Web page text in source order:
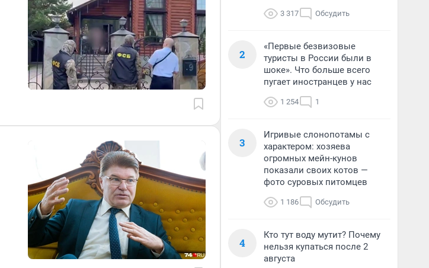
3 317 Обсудить
2
«Первые безвизовые
туристы в России были в
шоке». Что больше всего
пугает иностранцев у нас
1 254 1
3
Игривые слонопотамы с
характером: хозяева
огромных мейн-кунов
показали своих котов —
фото суровых питомцев
1 186 Обсудить
4
Кто тут воду мутит? Почему
нельзя купаться после 2
августа